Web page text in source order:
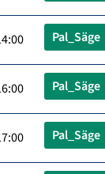
Pal_Säge
Pal_Säge
Pal_Säge